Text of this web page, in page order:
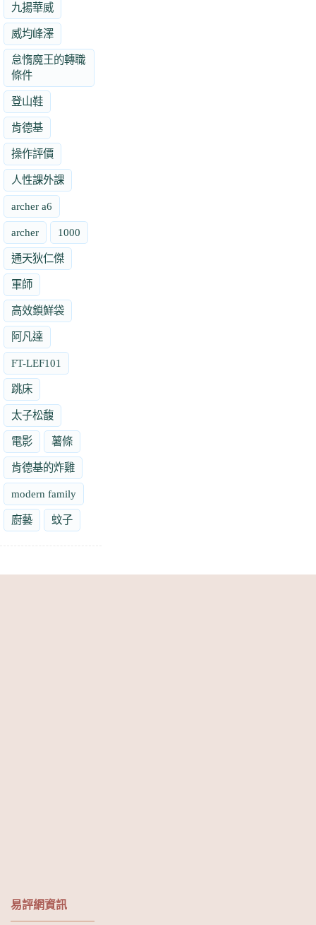
九揚華威
威均峰澤
怠惰魔王的轉職
條件
登山鞋
肯德基
操作評價
人性課外課
archer a6
archer 1000
通天狄仁傑
軍師
高效鎖鮮袋
阿凡達
FT-LEF101
跳床
太子松馥
電影 薯條
肯德基的炸雞
modern family
廚藝 蚊子
易評網資訊